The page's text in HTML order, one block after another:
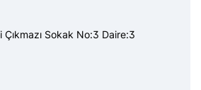
Sokak No:3 Daire:3